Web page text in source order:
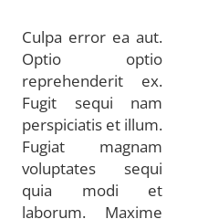
Culpa error ea aut.
Optio optio
reprehenderit ex.
Fugit sequi nam
perspiciatis et illum.
Fugiat magnam
voluptates sequi
quia modi et
laborum. Maxime